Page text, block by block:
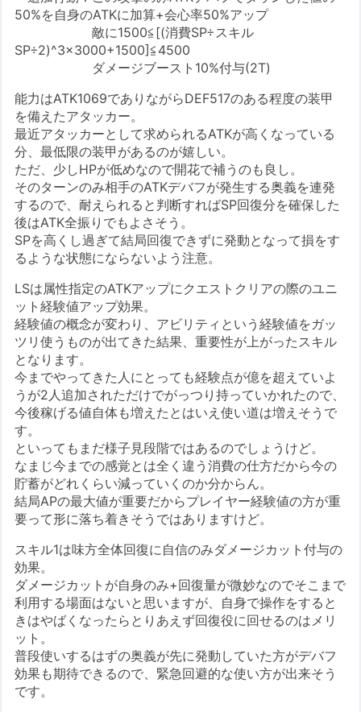
50%を自身のATKに加算+会心率50%アップ
敵に1500≦[(消費SP÷スキル
SP÷2)^3×3000+1500]≦4500
ダメージブースト10%付与(2T)
能力はATK1069でありながらDEF517のある程度の装甲
を備えたアタッカー。
最近アタッカーとして求められるATKが高くなっている
分、最低限の装甲があるのが嬉しい。
ただ、少しHPが低めなので開花で補うのも良し。
そのターンのみ相手のATKデバフが発生する奥義を連発
するので、耐えられると判断すればSP回復分を確保した
後はATK全振りでもよさそう。
SPを高くし過ぎて結局回復できずに発動となって損をす
るような状態にならないよう注意。
LSは属性指定のATKアップにクエストクリアの際のユニ
ット経験値アップ効果。
経験値の概念が変わり、アビリティという経験値をガッ
ツリ使うものが出てきた結果、重要性が上がったスキル
となります。
今までやってきた人にとっても経験点が億を超えていよ
うが2人追加されただけでがっつり持っていかれたので、
今後稼げる値自体も増えたとはいえ使い道は増えそうで
す。
といってもまだ様子見段階ではあるのでしょうけど。
なまじ今までの感覚とは全く違う消費の仕方だから今の
貯蓄がどれくらい減っていくのか分からん。
結局APの最大値が重要だからプレイヤー経験値の方が重
要って形に落ち着きそうではありますけど。
スキル1は味方全体回復に自信のみダメージカット付与の
効果。
ダメージカットが自身のみ+回復量が微妙なのでそこまで
利用する場面はないと思いますが、自身で操作をすると
きはやばくなったらとりあえず回復役に回せるのはメリ
ット。
普段使いするはずの奥義が先に発動していた方がデバフ
効果も期待できるので、緊急回避的な使い方が出来そう
です。